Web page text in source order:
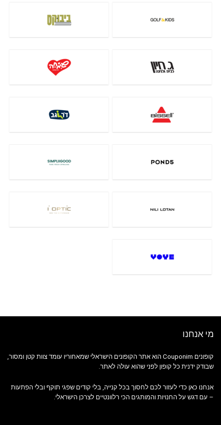
מי אנחנו
קופונים Couponim הוא אתר הקופונים הישראלי שמאחוריו עומד צוות קטן ומסור,
שבודק ידנית כל קופון לפני שהוא עולה לאתר.
אנחנו כאן כדי לעזור לכם לחסוך בכל קנייה, בלי קודים שפגי תוקף ובלי הפתעות
– עם דגש על החנויות והמותגים הכי רלוונטיים לצרכן הישראלי.